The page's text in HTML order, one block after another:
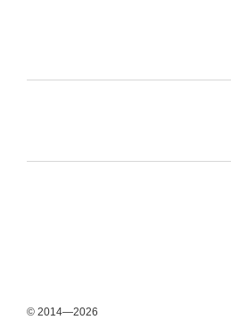
© 2014—2026